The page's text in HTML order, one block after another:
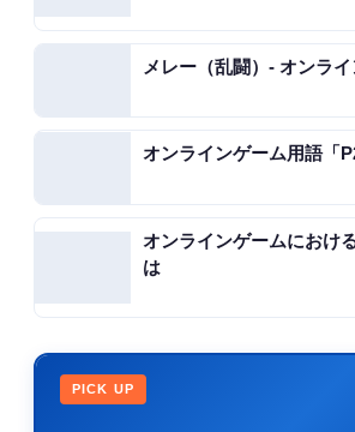
メレー（乱闘）- オンラ
オンラインゲーム用語「
オンラインゲームにおけ
は
PICK UP